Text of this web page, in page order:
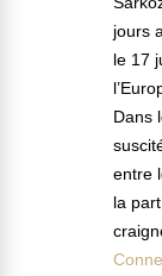
jours
le 17
Dans
entre
la